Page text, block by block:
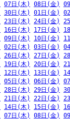
07日(木) 08日(金)
30日(木) 01日(金)
23日(木) 24日(金)
16日(木) 17日(金)
09日(木) 10日(金)
02日(木) 03日(金)
26日(木) 27日(金)
19日(木) 20日(金)
12日(木) 13日(金)
05日(木) 06日(金)
28日(木) 29日(金)
21日(木) 22日(金)
14日(木) 15日(金)
07日(木) 08日(金)